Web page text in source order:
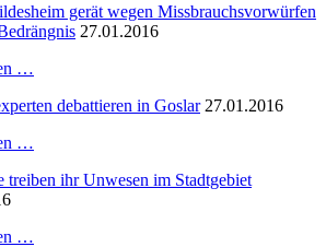
gerät wegen Missbrauchsvorwürfen
27.01.2016
…
debattieren in Goslar 27.01.2016
…
treiben ihr Unwesen im Stadtgebiet
…